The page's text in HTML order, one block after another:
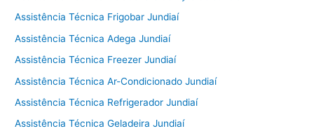
Assistência Técnica Frigobar Jundiaí
Assistência Técnica Adega Jundiaí
Assistência Técnica Freezer Jundiaí
Assistência Técnica Ar-Condicionado Jundiaí
Assistência Técnica Refrigerador Jundiaí
Assistência Técnica Geladeira Jundiaí